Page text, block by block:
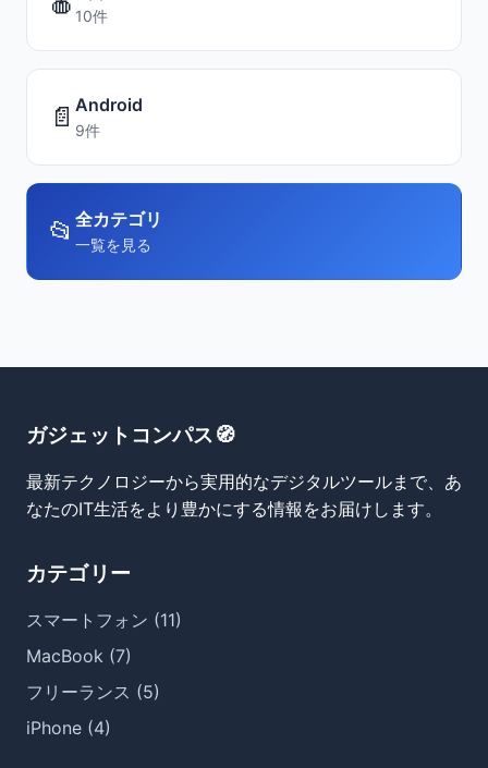
10件
📄 Android
9件
📂 全カテゴリ
一覧を見る
ガジェットコンパス🧭
最新テクノロジーから実用的なデジタルツールまで、あ
なたのIT生活をより豊かにする情報をお届けします。
カテゴリー
スマートフォン (11)
MacBook (7)
フリーランス (5)
iPhone (4)